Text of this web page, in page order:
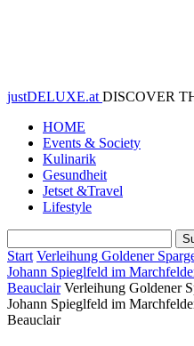
justDELUXE.at DISCOVER
HOME
Events & Society
Kulinarik
Gesundheit
Jetset &Travel
Lifestyle
Start Verleihung Goldener
Johann Spieglfeld im
Beauclair Verleihung Goldener
Johann Spieglfeld im
Beauclair